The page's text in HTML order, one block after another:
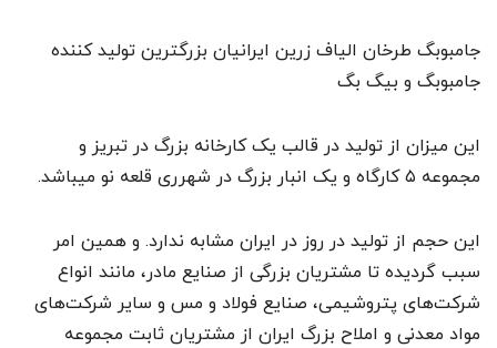
جامبوبگ طرخان الیاف زرین ایرانیان بزرگترین تولید کننده
جامبوبگ و بیگ بگ
این میزان از تولید در قالب یک کارخانه بزرگ در تبریز و
مجموعه ۵ کارگاه و یک انبار بزرگ در شهرری قلعه نو میباشد.
این حجم از تولید در روز در ایران مشابه ندارد. و همین امر
سبب گردیده تا مشتریان بزرگی از صنایع مادر، مانند انواع
شرکت‌های پتروشیمی، صنایع فولاد و مس و سایر شرکت‌های
مواد معدنی و املاح بزرگ ایران از مشتریان ثابت مجموعه